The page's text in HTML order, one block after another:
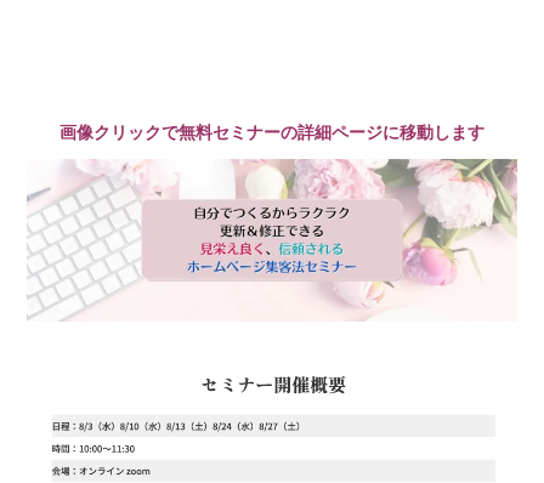
画像クリックで無料セミナーの詳細ページに移動します